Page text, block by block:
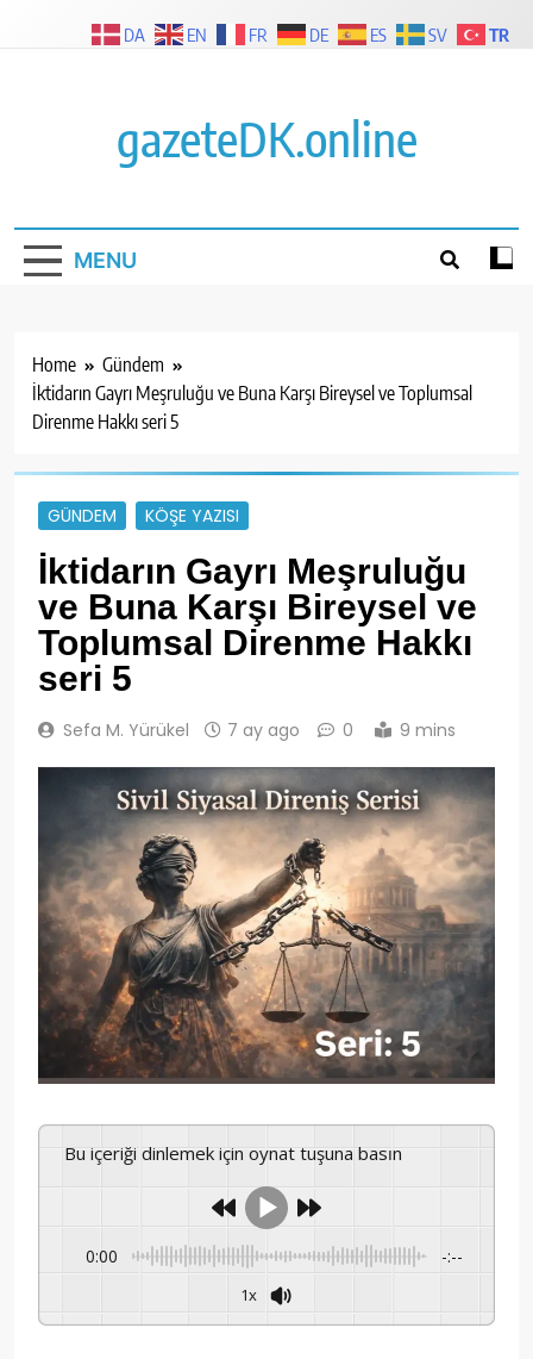
gazeteDK.online
MENU
Home
Gündem
İktidarın Gayrı Meşruluğu ve Buna Karşı Bireysel ve Toplumsal
Direnme Hakkı seri 5
GÜNDEM KÖŞE YAZISI
İktidarın Gayrı Meşruluğu
ve Buna Karşı Bireysel ve
Toplumsal Direnme Hakkı
seri 5
Sefa M. Yürükel 7 ay ago 0 9 mins
Bu içeriği dinlemek için oynat tuşuna basın
0:00 -:--
1x
DA EN FR DE ES SV TR